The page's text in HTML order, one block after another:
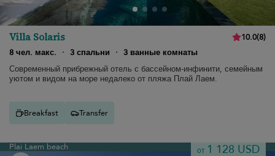
Villa Solaris 10.0(8)
8 чел. макс.
· 3 спальни · 3 ванные комнаты
Современный прибрежный отель с бассейном-инфинити, семейным
уютом и видом на море недалеко от пляжа Плай Лаем.
Breakfast Transfer
Plai Laem beach от 1 128 USD